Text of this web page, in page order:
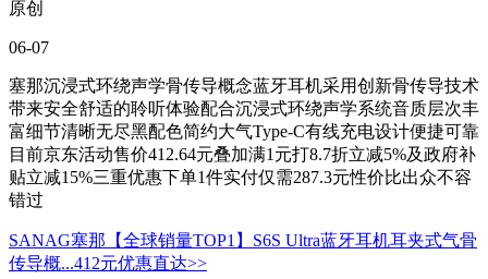
原创
06-07
塞那沉浸式环绕声学骨传导概念蓝牙耳机采用创新骨传导技术
带来安全舒适的聆听体验配合沉浸式环绕声学系统音质层次丰
富细节清晰无尽黑配色简约大气Type-C有线充电设计便捷可靠
目前京东活动售价412.64元叠加满1元打8.7折立减5%及政府补
贴立减15%三重优惠下单1件实付仅需287.3元性价比出众不容
错过
SANAG塞那【全球销量TOP1】S6S Ultra蓝牙耳机耳夹式气骨
传导概...412元优惠直达>>